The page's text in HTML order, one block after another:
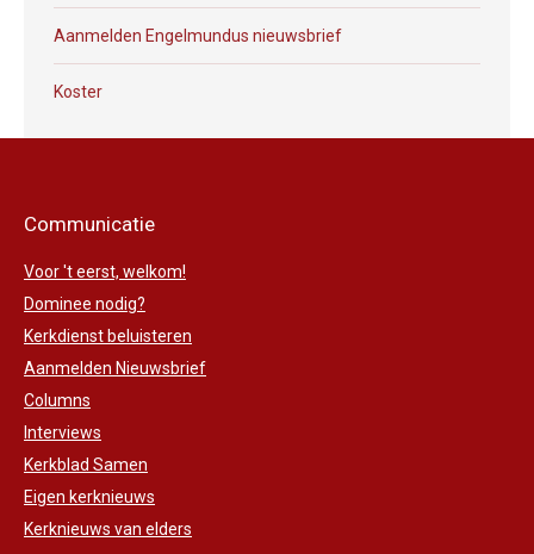
Aanmelden Engelmundus nieuwsbrief
Koster
Communicatie
Voor 't eerst, welkom!
Dominee nodig?
Kerkdienst beluisteren
Aanmelden Nieuwsbrief
Columns
Interviews
Kerkblad Samen
Eigen kerknieuws
Kerknieuws van elders